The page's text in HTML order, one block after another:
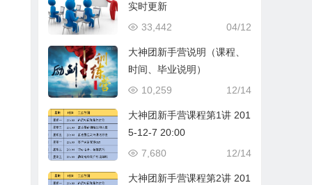
实时更新
04/12
33,442
大神团新手营说明（课程、
时间、毕业说明）
12/14
10,259
大神团新手营课程第1讲 201
5-12-7 20:00
12/14
7,680
大神团新手营课程第2讲 201